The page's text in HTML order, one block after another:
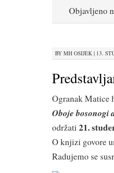
Objavljeno
BY MH OSIJEK | 13.
Ogranak Matice
Oboje bosonogi
održati 21.
O knjizi govore
Radujemo se